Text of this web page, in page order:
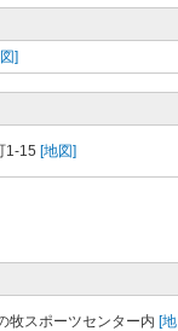
]
1-15 [地図]
スポーツセンター内 [